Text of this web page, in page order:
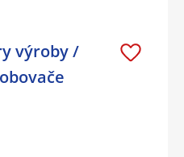
výroby /